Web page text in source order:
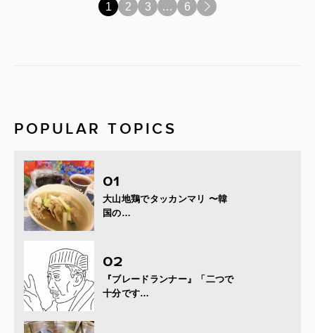
1 2 3 … 6 >
POPULAR TOPICS
大山地鶏でタッカンマリ 〜韓
国の…
『ブレードランナー』「二つで
十分です…